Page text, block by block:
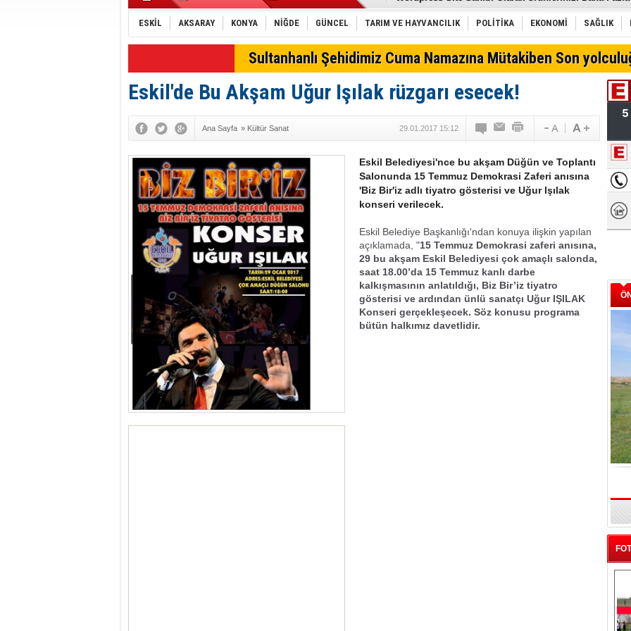
Erdal Can Alkoçlar: Davamız Türk Mucitlere Destek
Moda denildiğinde ilk akla gelen pırlanta markası Zen
Bel fıtığı spor yapmaya engel değil
Belgemen'den İhale Açıklaması! Teminat Mektubu
Türk Telekom'dan yeni sağlık uygulaması
E-Sigara COVID Riskini 5 Kat Artırıyor!
Hamaliye işlerinde Hızlı ve düzenli istifleme tek
Konya'da oto lastik nereden alınır?
Konya külçe altın alış-satış
Eskil Belediyespor BAL’da
ESKİL AKSARAY KONYA NİĞDE GÜNCEL TARIM VE HAYVANCILIK POLİTİKA EKONOMİ SAĞLIK
Sultanhanlı Şehidimiz Cuma Namazına Mütakiben Son
Eskil'de Bu Akşam Uğur Işılak rüzgarı esecek!
Ana Sayfa » Kültür Sanat 29.01.2017 15:12
Eskil Belediyesi'nce bu akşam Düğün ve Toplantı
Salonunda 15 Temmuz Demokrasi Zaferi anısına
'Biz Bir'iz adlı tiyatro gösterisi ve Uğur Işılak
konseri verilecek.
Eskil Belediye Başkanlığı'ndan konuya ilişkin yapılan
açıklamada, "15 Temmuz Demokrasi zaferi anısına,
29 bu akşam Eskil Belediyesi çok amaçlı salonda,
saat 18.00’da 15 Temmuz kanlı darbe
kalkışmasının anlatıldığı, Biz Bir’iz tiyatro
gösterisi ve ardından ünlü sanatçı Uğur IŞILAK
Konseri gerçekleşecek. Söz konusu programa
bütün halkımız davetlidir.